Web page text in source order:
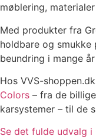
møblering,
Med produkter fra
holdbare og
beundring i mange
Hos VVS-
Colors – fra de
karsystemer – til de
Se det fulde udvalg i